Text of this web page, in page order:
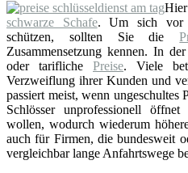
schwarze Schafe. Um sich
schützen, sollten Sie die
Zusammensetzung kennen. In
oder tarifliche Preise. Viele
Verzweiflung ihrer Kunden und
passiert meist, wenn ungeschultes
Schlösser unprofessionell
wollen, wodurch wiederum
auch für Firmen, die bundesweit
vergleichbar lange Anfahrtswege